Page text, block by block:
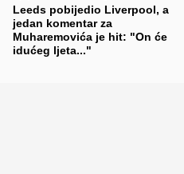
Leeds pobijedio Liverpool, a
jedan komentar za
Muharemovića je hit: "On će
idućeg ljeta..."